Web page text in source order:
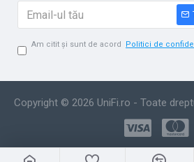
Am citit și sunt de acord Politici de
Copyright © 2026 UniFi.ro - Toate